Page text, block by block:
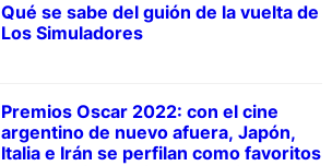
Qué se sabe del guión de la vuelta de
Los Simuladores
Premios Oscar 2022: con el cine
argentino de nuevo afuera, Japón,
Italia e Irán se perfilan como favoritos